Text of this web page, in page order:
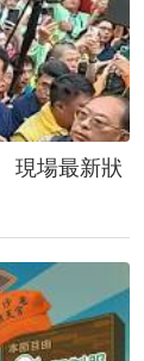
現場最新狀